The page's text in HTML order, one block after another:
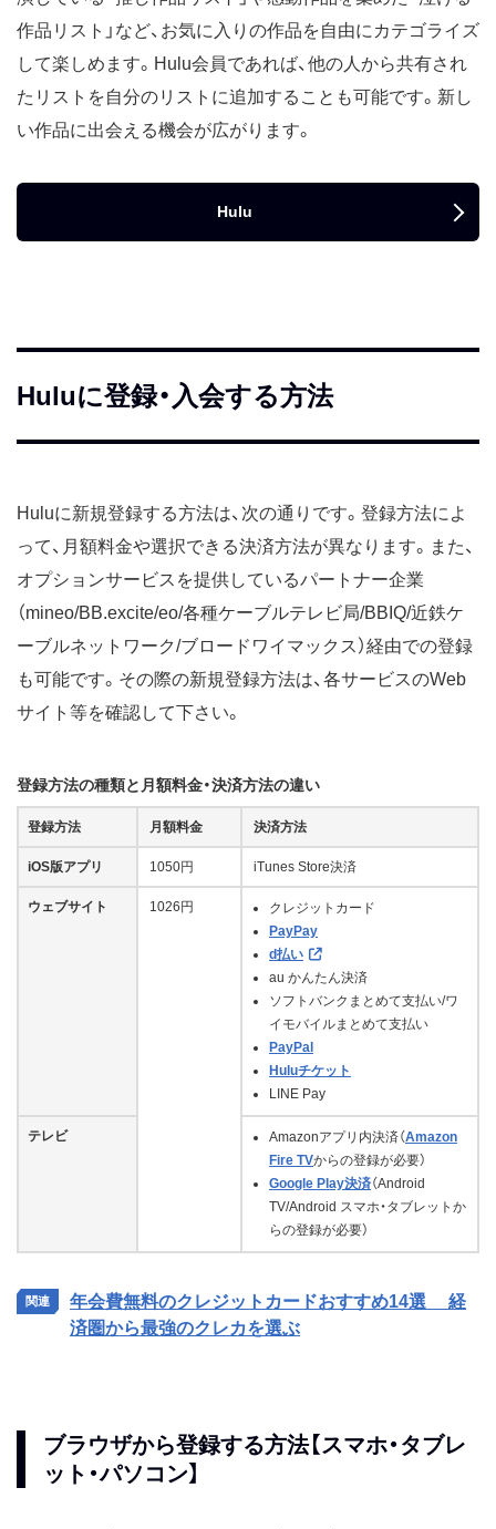
作品リスト」など、お気に入りの作品を自由にカテゴライズ
して楽しめます。Hulu会員であれば、他の人から共有され
たリストを自分のリストに追加することも可能です。新し
い作品に出会える機会が広がります。
Hulu
Huluに登録・入会する方法
Huluに新規登録する方法は、次の通りです。登録方法によ
って、月額料金や選択できる決済方法が異なります。また、
オプションサービスを提供しているパートナー企業
（mineo/BB.excite/eo/各種ケーブルテレビ局/BBIQ/近鉄ケ
ーブルネットワーク/ブロードワイマックス）経由での登録
も可能です。その際の新規登録方法は、各サービスのWeb
サイト等を確認して下さい。
登録方法の種類と月額料金・決済方法の違い
登録方法 月額料金 決済方法
iOS版アプリ 1050円 iTunes Store決済
ウェブサイト 1026円
クレジットカード
PayPay
d払い
au かんたん決済
ソフトバンクまとめて支払い/ワ
イモバイルまとめて支払い
PayPal
Huluチケット
LINE Pay
テレビ Amazonアプリ内決済（Amazon
Fire TVからの登録が必要）
Google Play決済（Android
TV/Android スマホ・タブレットか
らの登録が必要）
年会費無料のクレジットカードおすすめ14選 経
済圏から最強のクレカを選ぶ
ブラウザから登録する方法【スマホ・タブレ
ット・パソコン】